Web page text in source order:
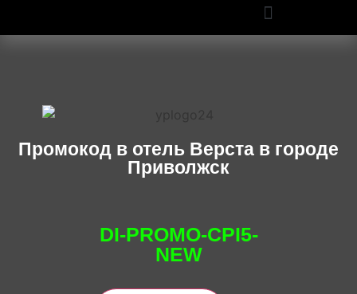
Промокод в отель Верста в городе
Приволжск
DI-PROMO-CPI5-
NEW